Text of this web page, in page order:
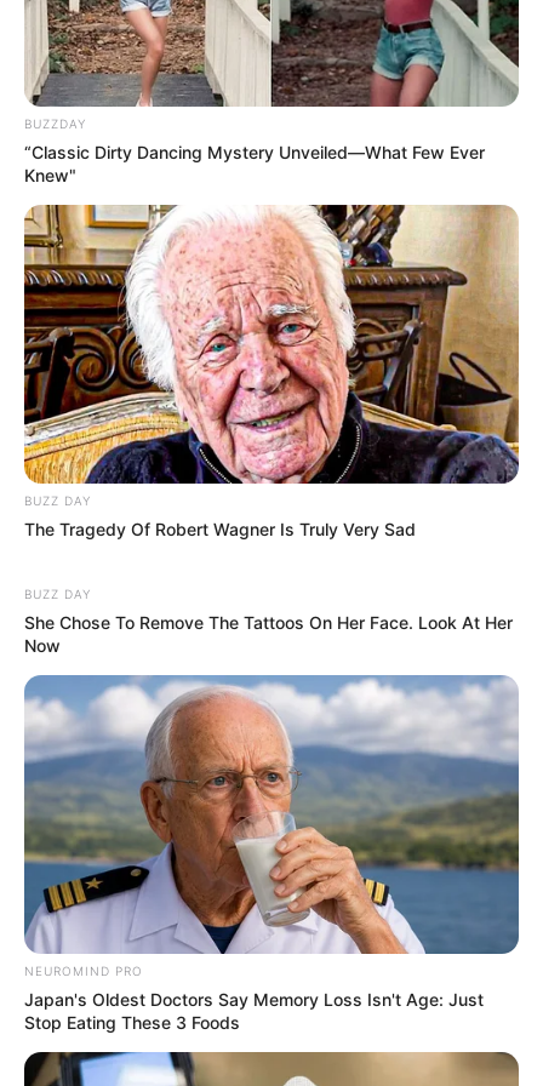
Weltkulturerbe der UNESCO gehört (Weimarer Klassik).
Deutsches Bienenmuseum Weimar
Besucher bietet die auf dem Grundstück
Ausstellung viele Informationen und Erlebnisse rund um
die Bienen.
Haus am Horn in Weimar
Mit dem 1923 erbauten Haus am Horn
besitzt Weimar das älteste im Bauhausstil
errichtete Gebäude der Welt, das deshalb
als Schrittmacher der Klassischen Moderne gilt.
Schloss Burgk
steilen Hängen oberhalb einer
eingerichteten Räumen.
Kunstwanderweg in Kleinbreitenbach
Ein spannender Kunstwanderweg im
reizvollen Talkessel von Kleinbreitenbach,
der zudem regelmäßig bei einem
internationalen Kunstsymposium erweitert wird und an
Attraktivität gewinnt.
Museum Jagdhaus Gabelbach
Unterhalb des Kickelhahns bei Ilmenau
steht das herzogliche Jagdhaus von 1738.
original eingerichteten Räumen.
Bunkermuseum im Thüringer Wald
BUZZDAY
“Classic Dirty Dancing Mystery Unveiled—What Few Ever
Knew"
BUZZ DAY
The Tragedy Of Robert Wagner Is Truly Very Sad
BUZZ DAY
She Chose To Remove The Tattoos On Her Face. Look At Her
Now
NEUROMIND PRO
Japan's Oldest Doctors Say Memory Loss Isn't Age: Just
Stop Eating These 3 Foods